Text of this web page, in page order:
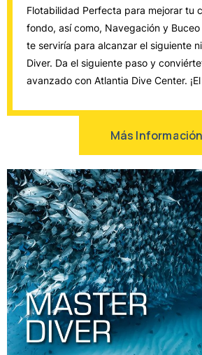
Flotabilidad Perfecta para mejorar tu
fondo, así como, Navegación y
te serviría para alcanzar el siguiente
Diver. Da el siguiente paso y
avanzado con Atlantia Dive Center.
Más Información